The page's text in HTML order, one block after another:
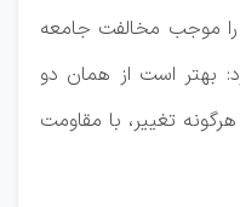
موجب مخالفت جامعه
بهتر است از همان دو
تغییر، با مقاومت